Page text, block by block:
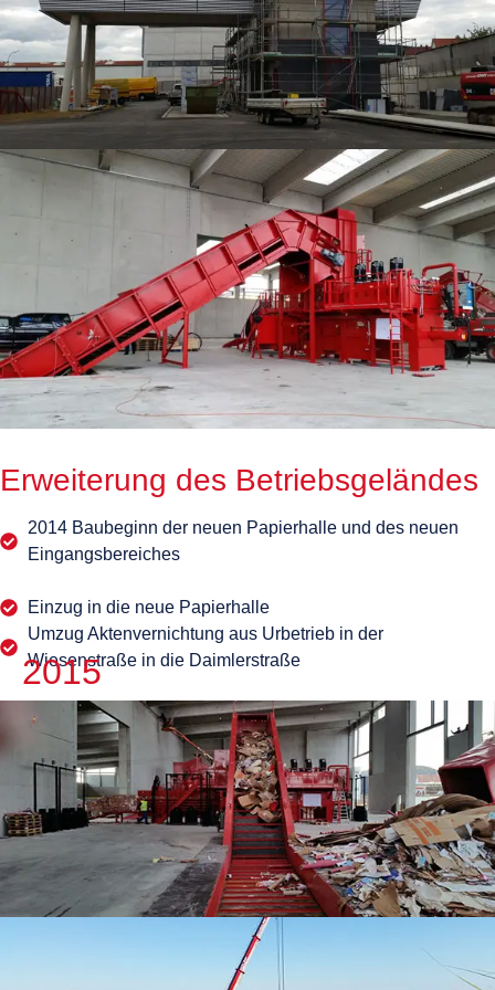
Erweiterung des Betriebsgeländes
2014 Baubeginn der neuen Papierhalle und des neuen
Eingangsbereiches
Einzug in die neue Papierhalle
Umzug Aktenvernichtung aus Urbetrieb in der
Wiesenstraße in die Daimlerstraße
2015